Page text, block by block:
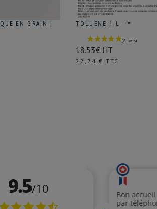
EN GRAIN |
TOLUENE 1 L - *
18.53€ HT
Prix
22,24 € TTC